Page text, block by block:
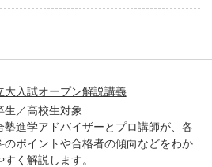
大入試オープン解説講義
生／高校生対象
塾進学アドバイザーとプロ講師が、各
のポイントや合格者の傾向などをわか
すく解説します。